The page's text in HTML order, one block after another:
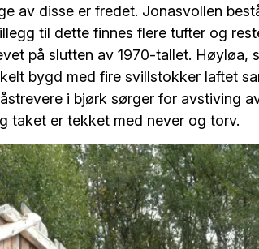
av disse er fredet. Jonasvollen
til dette finnes flere tufter og
på slutten av 1970-tallet. Høyløa,
bygd med fire svillstokker ­laftet
i bjørk sørger for avstiving
taket er tekket med never og torv.